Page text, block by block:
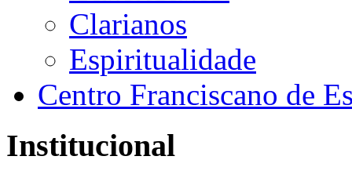
Clarianos
Espiritualidade
Centro Franciscano de
Institucional